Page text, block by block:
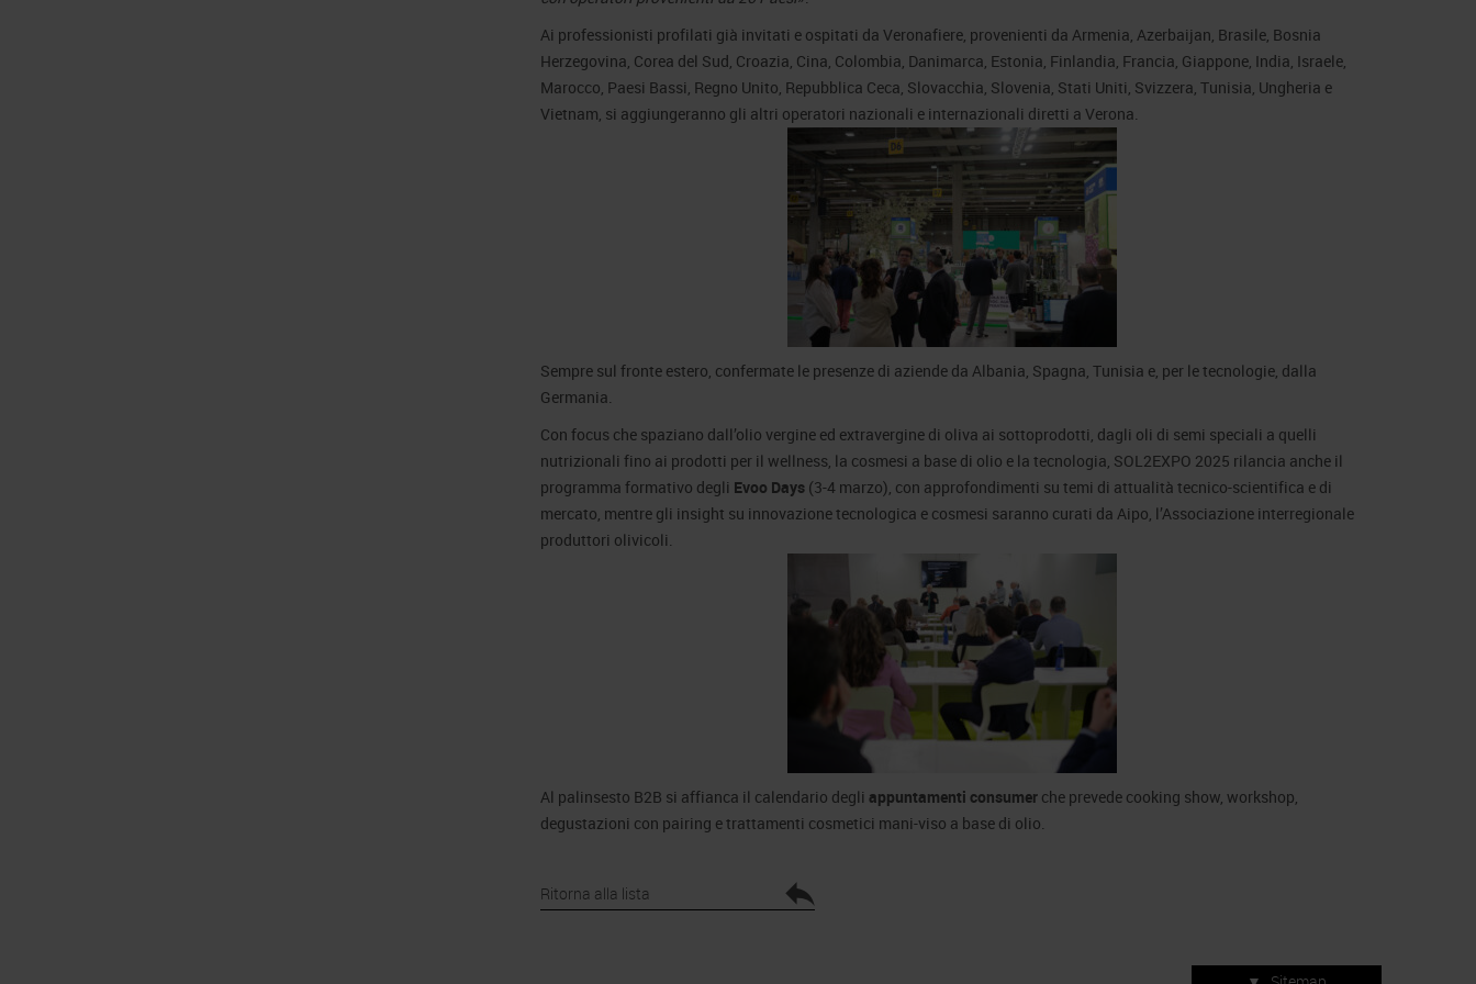
Ai professionisti profilati già invitati e ospitati da Veronafiere, provenienti da Armenia, Azerbaijan, Brasile, Bosnia
Herzegovina, Corea del Sud, Croazia, Cina, Colombia, Danimarca, Estonia, Finlandia, Francia, Giappone, India, Israele,
Marocco, Paesi Bassi, Regno Unito, Repubblica Ceca, Slovacchia, Slovenia, Stati Uniti, Svizzera, Tunisia, Ungheria e
Vietnam, si aggiungeranno gli altri operatori nazionali e internazionali diretti a Verona.
Sempre sul fronte estero, confermate le presenze di aziende da Albania, Spagna, Tunisia e, per le tecnologie, dalla
Germania.
Con focus che spaziano dall’olio vergine ed extravergine di oliva ai sottoprodotti, dagli oli di semi speciali a quelli
nutrizionali fino ai prodotti per il wellness, la cosmesi a base di olio e la tecnologia, SOL2EXPO 2025 rilancia anche il
programma formativo degli Evoo Days(3-4 marzo), con approfondimenti su temi di attualità tecnico-scientifica e di
mercato, mentre gli insight su innovazione tecnologica e cosmesi saranno curati da Aipo, l’Associazione interregionale
produttori olivicoli.
Al palinsesto B2B si affianca il calendario degli appuntamenti consumerche prevede cooking show, workshop,
degustazioni con pairing e trattamenti cosmetici mani-viso a base di olio.
Ritorna alla lista